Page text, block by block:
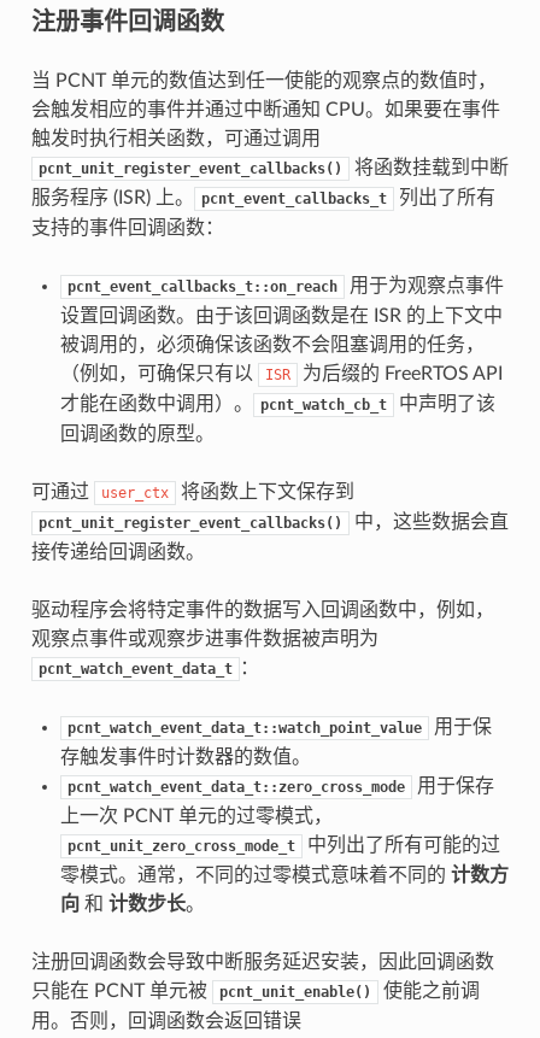
注册事件回调函数
当 PCNT 单元的数值达到任一使能的观察点的数值时，
会触发相应的事件并通过中断通知 CPU。如果要在事件
触发时执行相关函数，可通过调用
pcnt_unit_register_event_callbacks()
将函数挂载到中断
服务程序 (ISR) 上。
pcnt_event_callbacks_t
列出了所有
支持的事件回调函数：
pcnt_event_callbacks_t::on_reach
用于为观察点事件
设置回调函数。由于该回调函数是在 ISR 的上下文中
被调用的，必须确保该函数不会阻塞调用的任务，
（例如，可确保只有以
ISR
为后缀的 FreeRTOS API
才能在函数中调用）。
pcnt_watch_cb_t
中声明了该
回调函数的原型。
可通过 user_ctx 将函数上下文保存到
pcnt_unit_register_event_callbacks()
中，这些数据会直
接传递给回调函数。
驱动程序会将特定事件的数据写入回调函数中，例如，
观察点事件或观察步进事件数据被声明为
pcnt_watch_event_data_t ：
pcnt_watch_event_data_t::watch_point_value
用于保
存触发事件时计数器的数值。
pcnt_watch_event_data_t::zero_cross_mode
用于保存
上一次 PCNT 单元的过零模式，
pcnt_unit_zero_cross_mode_t
中列出了所有可能的过
零模式。通常，不同的过零模式意味着不同的 计数方
向 和 计数步长。
注册回调函数会导致中断服务延迟安装，因此回调函数
只能在 PCNT 单元被
pcnt_unit_enable()
使能之前调
用。否则，回调函数会返回错误